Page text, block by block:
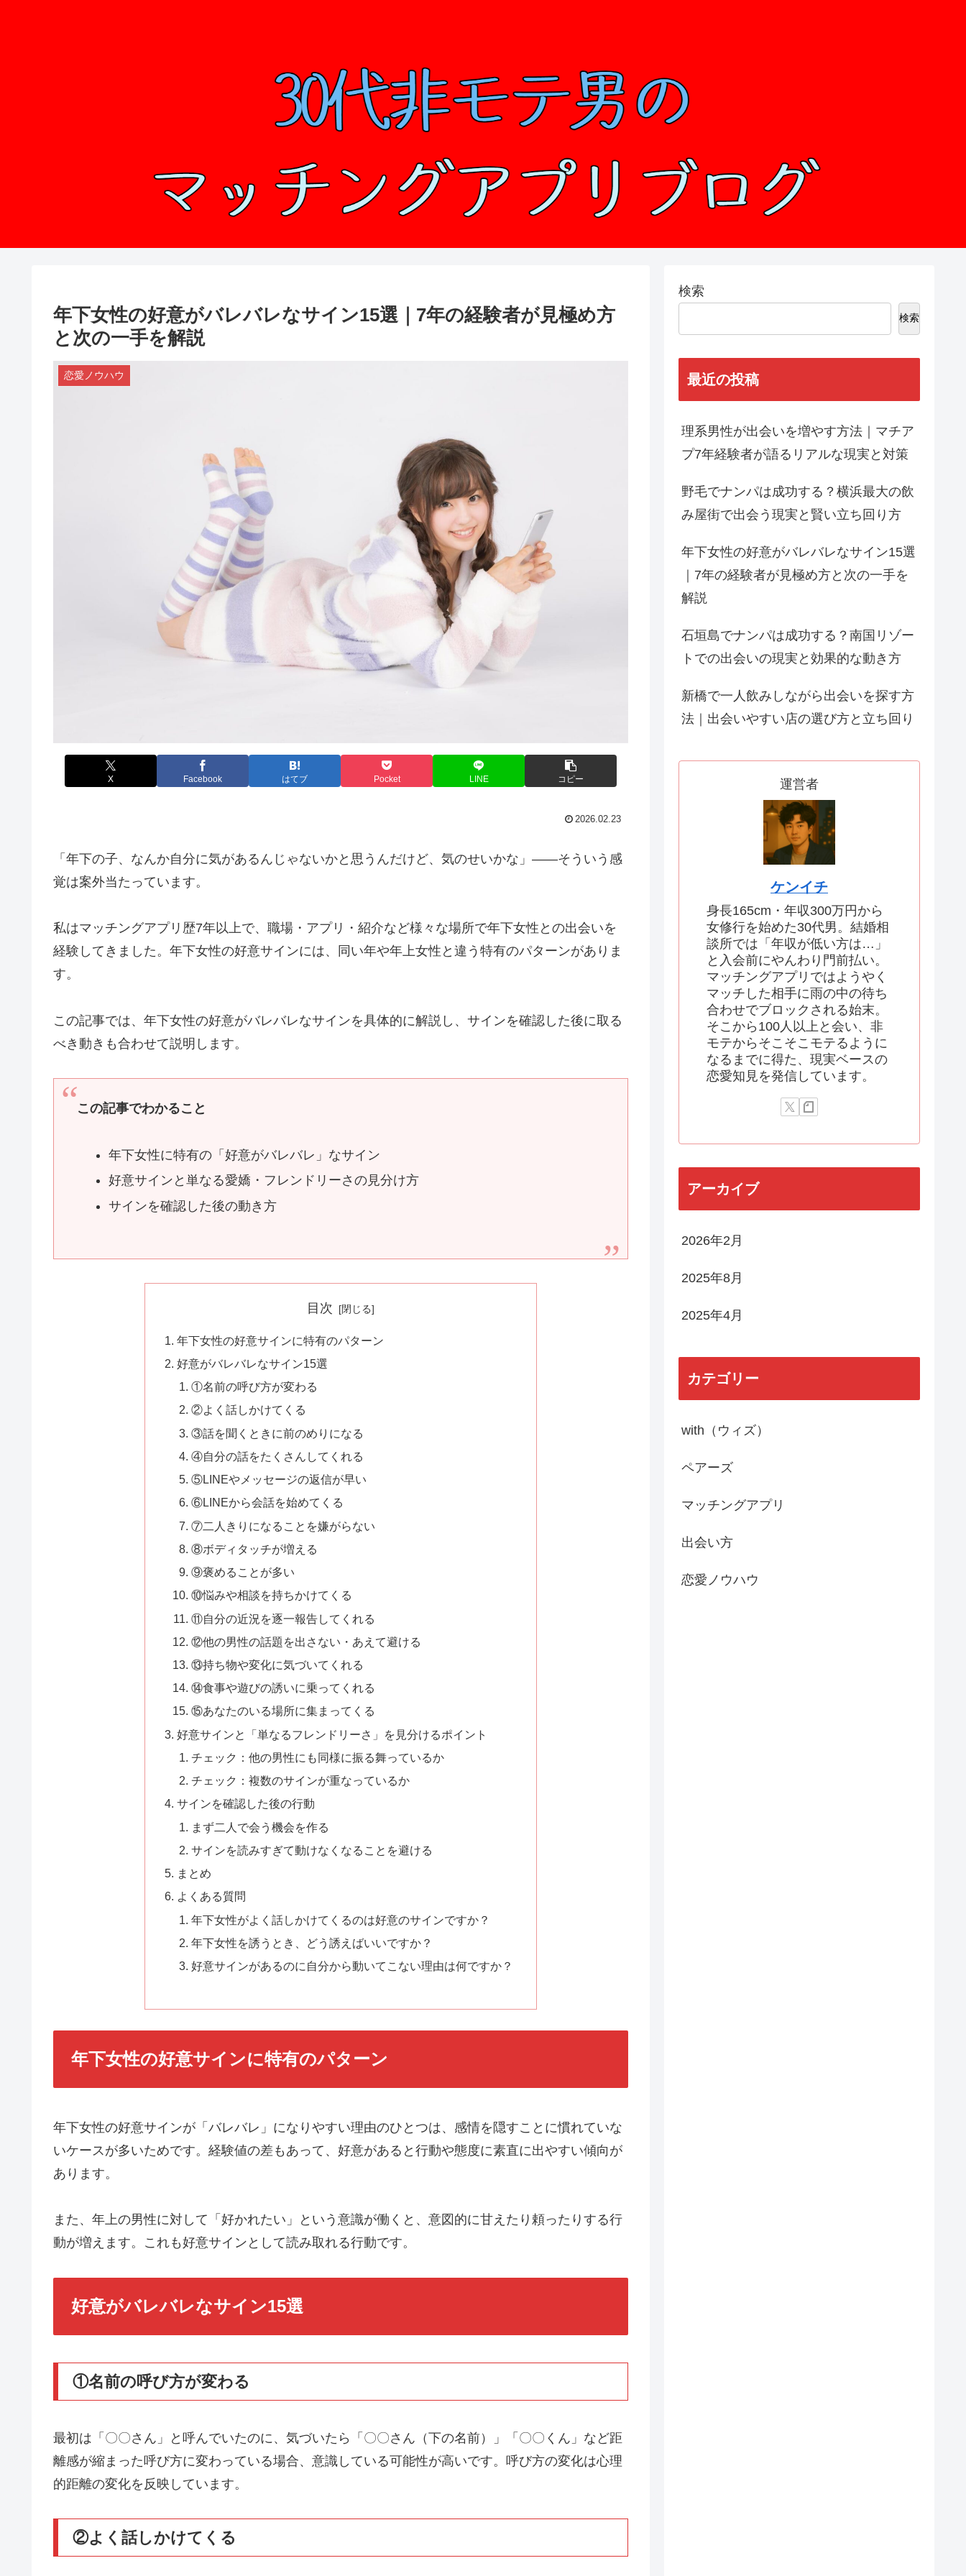
年下女性の好意がバレバレなサイン15選｜7年の経験者が見極め方
と次の一手を解説
恋愛ノウハウ
X Facebook はてブ Pocket LINE コピー
2026.02.23
「年下の子、なんか自分に気があるんじゃないかと思うんだけど、気のせいかな」——そういう感
覚は案外当たっています。
私はマッチングアプリ歴7年以上で、職場・アプリ・紹介など様々な場所で年下女性との出会いを
経験してきました。年下女性の好意サインには、同い年や年上女性と違う特有のパターンがありま
す。
この記事では、年下女性の好意がバレバレなサインを具体的に解説し、サインを確認した後に取る
べき動きも合わせて説明します。
この記事でわかること
年下女性に特有の「好意がバレバレ」なサイン
好意サインと単なる愛嬌・フレンドリーさの見分け方
サインを確認した後の動き方
目次
年下女性の好意サインに特有のパターン
好意がバレバレなサイン15選
①名前の呼び方が変わる
②よく話しかけてくる
③話を聞くときに前のめりになる
④自分の話をたくさんしてくれる
⑤LINEやメッセージの返信が早い
⑥LINEから会話を始めてくる
⑦二人きりになることを嫌がらない
⑧ボディタッチが増える
⑨褒めることが多い
⑩悩みや相談を持ちかけてくる
⑪自分の近況を逐一報告してくれる
⑫他の男性の話題を出さない・あえて避ける
⑬持ち物や変化に気づいてくれる
⑭食事や遊びの誘いに乗ってくれる
⑮あなたのいる場所に集まってくる
好意サインと「単なるフレンドリーさ」を見分けるポイント
チェック：他の男性にも同様に振る舞っているか
チェック：複数のサインが重なっているか
サインを確認した後の行動
まず二人で会う機会を作る
サインを読みすぎて動けなくなることを避ける
まとめ
よくある質問
年下女性がよく話しかけてくるのは好意のサインですか？
年下女性を誘うとき、どう誘えばいいですか？
好意サインがあるのに自分から動いてこない理由は何ですか？
年下女性の好意サインに特有のパターン
年下女性の好意サインが「バレバレ」になりやすい理由のひとつは、感情を隠すことに慣れていな
いケースが多いためです。経験値の差もあって、好意があると行動や態度に素直に出やすい傾向が
あります。
また、年上の男性に対して「好かれたい」という意識が働くと、意図的に甘えたり頼ったりする行
動が増えます。これも好意サインとして読み取れる行動です。
好意がバレバレなサイン15選
①名前の呼び方が変わる
最初は「〇〇さん」と呼んでいたのに、気づいたら「〇〇さん（下の名前）」「〇〇くん」など距
離感が縮まった呼び方に変わっている場合、意識している可能性が高いです。呼び方の変化は心理
的距離の変化を反映しています。
②よく話しかけてくる
検索
検索
最近の投稿
理系男性が出会いを増やす方法｜マチア
プ7年経験者が語るリアルな現実と対策
野毛でナンパは成功する？横浜最大の飲
み屋街で出会う現実と賢い立ち回り方
年下女性の好意がバレバレなサイン15選
｜7年の経験者が見極め方と次の一手を
解説
石垣島でナンパは成功する？南国リゾー
トでの出会いの現実と効果的な動き方
新橋で一人飲みしながら出会いを探す方
法｜出会いやすい店の選び方と立ち回り
運営者
ケンイチ
身長165cm・年収300万円から
女修行を始めた30代男。結婚相
談所では「年収が低い方は…」
と入会前にやんわり門前払い。
マッチングアプリではようやく
マッチした相手に雨の中の待ち
合わせでブロックされる始末。
そこから100人以上と会い、非
モテからそこそこモテるように
なるまでに得た、現実ベースの
恋愛知見を発信しています。
アーカイブ
2026年2月
2025年8月
2025年4月
カテゴリー
with（ウィズ）
ペアーズ
マッチングアプリ
出会い方
恋愛ノウハウ